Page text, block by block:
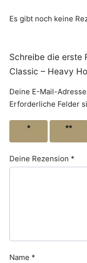
Es gibt noch keine
Schreibe die erste
Classic – Heavy
Deine E-Mail-
Erforderliche Felder
1 von 2 von
Deine Rezension *
Name *